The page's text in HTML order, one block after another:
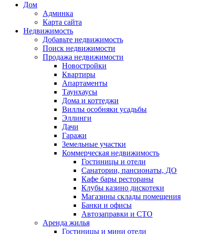
Дом
Админка
Карта сайта
Недвижимость
Добавьте недвижимость
Поиск недвижимости
Продажа недвижимости
Новостройки
Квартиры
Апартаменты
Таунхаусы
Дома и коттеджи
Виллы особняки усадьбы
Эллинги
Дачи
Гаражи
Земельные участки
Коммерческая недвижимость
Гостиницы и отели
Санатории, пансионаты, ДО
Кафе бары рестораны
Клубы казино дискотеки
Магазины склады помещения
Банки и офисы
Автозаправки и СТО
Аренда жилья
Гостиницы и мини отели